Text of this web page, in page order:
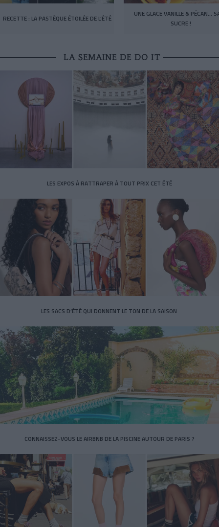
RECETTE : LA PASTÈQUE ÉTOILÉE DE L’ÉTÉ
UNE GLACE VANILLE & PÉCAN…
SUCRE !
LA SEMAINE DE DO IT
LES EXPOS À RATTRAPER À TOUT PRIX CET ÉTÉ
LES SACS D’ÉTÉ QUI DONNENT LE TON DE LA SAISON
CONNAISSEZ-VOUS LE AIRBNB DE LA PISCINE AUTOUR DE PARIS ?